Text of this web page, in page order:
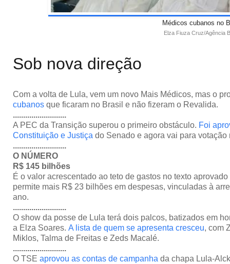
Médicos cubanos no
Elza Fiuza Cruz/Agência
Sob nova direção
Com a volta de Lula, vem um novo Mais Médicos, mas o
cubanos que ficaram no Brasil e não fizeram o Revalida.
..........................
A PEC da Transição superou o primeiro obstáculo. Foi
Constituição e Justiça do Senado e agora vai para votação
..........................
O NÚMERO
R$ 145 bilhões
É o valor acrescentado ao teto de gastos no texto
permite mais R$ 23 bilhões em despesas, vinculadas à
ano.
..........................
O show da posse de Lula terá dois palcos, batizados em
a Elza Soares. A lista de quem se apresenta cresceu, com
Miklos, Talma de Freitas e Zeds Macalé.
..........................
O TSE aprovou as contas de campanha da chapa Lula-